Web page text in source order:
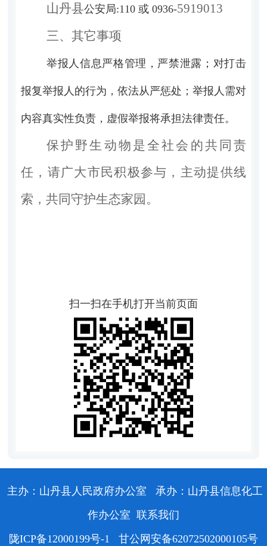
山丹县公安局:110 或 0936-5919013
三、其它事项
举报人信息严格管理，严禁泄露 ；对打击
报复举报人的行为，依法从严惩处；举报人需对
内容真实性负责，虚假举报将承担法律责任。
保护野生动物是全社会的共同责
任，请广大市民积极参与，主动提供线
索，共同守护生态家园。
扫一扫在手机打开当前页面
主办：山丹县人民政府办公室
承办：山丹县信息化工
作办公室 联系我们
陇ICP备12000199号-1
甘公网安备62072502000105号